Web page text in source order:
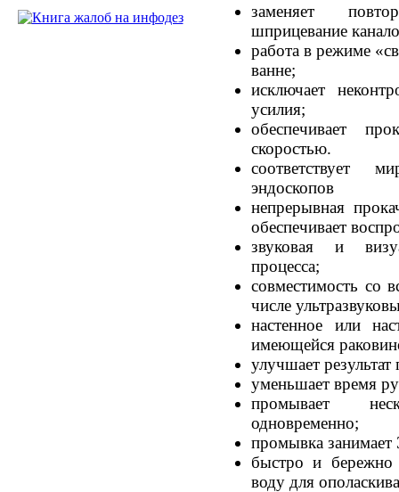
заменяет
шприцевание
работа в режиме
ванне;
исключает
усилия;
обеспечивает
скоростью.
соответствует
эндоскопов
непрерывная
обеспечивает
звуковая и
процесса;
совместимость со
числе
настенное или
имеющейся
улучшает
уменьшает время
промывает
одновременно;
промывка занимает
быстро и бережно
воду для